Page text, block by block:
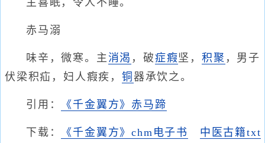
主喜眠，令人不睡。
赤马溺
味辛，微寒。主消渴 ，破症瘕 坚，积聚 ，男子
伏梁积疝，妇人瘕疾，铜 器承饮之。
引用： 《千金翼方》赤马蹄
下载： 《千金翼方》chm电子书
中医古籍txt